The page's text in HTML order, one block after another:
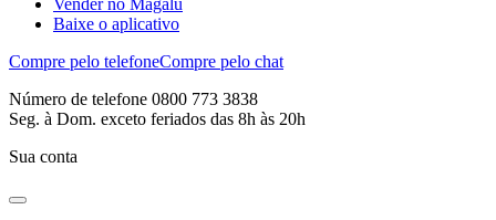
Baixe o aplicativo
Compre pelo telefoneCompre pelo chat
Número de telefone 0800 773 3838
Seg. à Dom. exceto feriados das 8h às 20h
Sua conta